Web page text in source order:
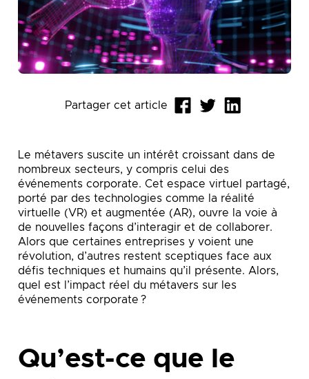
Partager cet article
Le métavers suscite un intérêt croissant dans de
nombreux secteurs, y compris celui des
événements corporate. Cet espace virtuel partagé,
porté par des technologies comme la réalité
virtuelle (VR) et augmentée (AR), ouvre la voie à
de nouvelles façons d’interagir et de collaborer.
Alors que certaines entreprises y voient une
révolution, d’autres restent sceptiques face aux
défis techniques et humains qu’il présente. Alors,
quel est l’impact réel du métavers sur les
événements corporate ?
Qu’est-ce que le